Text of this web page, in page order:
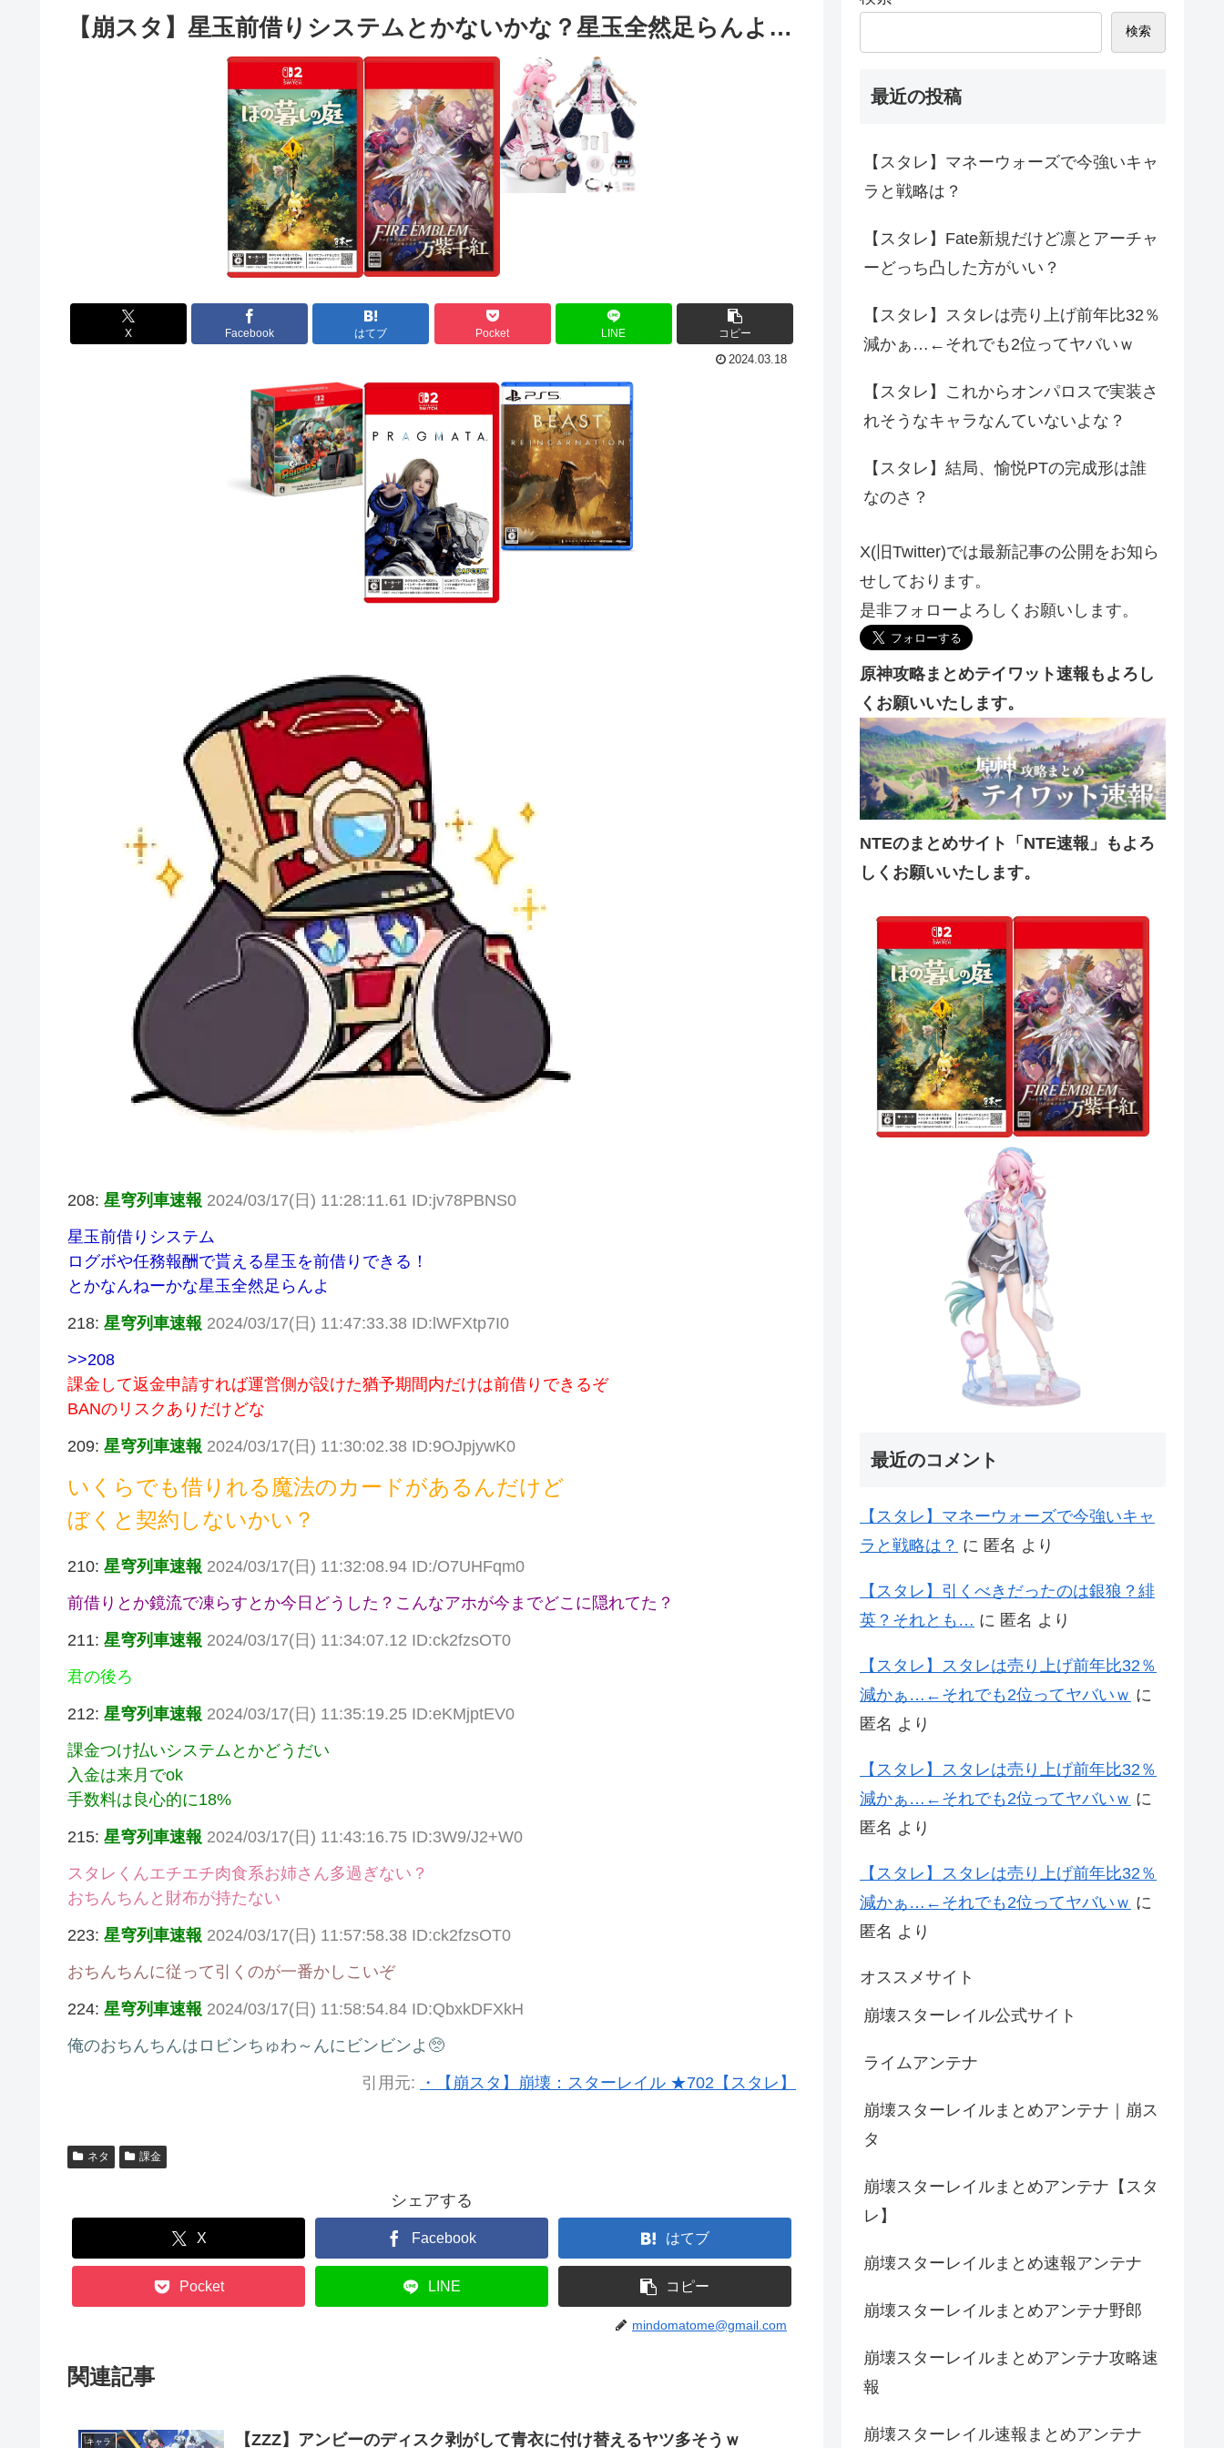
【崩スタ】星玉前借りシステムとかないかな？星玉全然足らんよ…
X Facebook はてブ Pocket LINE コピー
2024.03.18
208: 星穹列車速報 2024/03/17(日) 11:28:11.61 ID:jv78PBNS0
星玉前借りシステム
ログボや任務報酬で貰える星玉を前借りできる！
とかなんねーかな星玉全然足らんよ
218: 星穹列車速報 2024/03/17(日) 11:47:33.38 ID:lWFXtp7I0
>>208
課金して返金申請すれば運営側が設けた猶予期間内だけは前借りできるぞ
BANのリスクありだけどな
209: 星穹列車速報 2024/03/17(日) 11:30:02.38 ID:9OJpjywK0
いくらでも借りれる魔法のカードがあるんだけど
ぼくと契約しないかい？
210: 星穹列車速報 2024/03/17(日) 11:32:08.94 ID:/O7UHFqm0
前借りとか鏡流で凍らすとか今日どうした？こんなアホが今までどこに隠れてた？
211: 星穹列車速報 2024/03/17(日) 11:34:07.12 ID:ck2fzsOT0
君の後ろ
212: 星穹列車速報 2024/03/17(日) 11:35:19.25 ID:eKMjptEV0
課金つけ払いシステムとかどうだい
入金は来月でok
手数料は良心的に18%
215: 星穹列車速報 2024/03/17(日) 11:43:16.75 ID:3W9/J2+W0
スタレくんエチエチ肉食系お姉さん多過ぎない？
おちんちんと財布が持たない
223: 星穹列車速報 2024/03/17(日) 11:57:58.38 ID:ck2fzsOT0
おちんちんに従って引くのが一番かしこいぞ
224: 星穹列車速報 2024/03/17(日) 11:58:54.84 ID:QbxkDFXkH
俺のおちんちんはロビンちゅわ～んにビンビンよ🥺
引用元: ・【崩スタ】崩壊：スターレイル ★702【スタレ】
ネタ 課金
シェアする
X Facebook はてブ
Pocket LINE コピー
mindomatome@gmail.com
関連記事
キャラ 【ZZZ】アンビーのディスク剥がして青衣に付け替えるヤツ多そうｗ
検索
最近の投稿
【スタレ】マネーウォーズで今強いキャ
ラと戦略は？
【スタレ】Fate新規だけど凛とアーチャ
ーどっち凸した方がいい？
【スタレ】スタレは売り上げ前年比32％
減かぁ…←それでも2位ってヤバいｗ
【スタレ】これからオンパロスで実装さ
れそうなキャラなんていないよな？
【スタレ】結局、愉悦PTの完成形は誰
なのさ？
X(旧Twitter)では最新記事の公開をお知ら
せしております。
是非フォローよろしくお願いします。
原神攻略まとめテイワット速報もよろし
くお願いいたします。
NTEのまとめサイト「NTE速報」もよろ
しくお願いいたします。
最近のコメント
【スタレ】マネーウォーズで今強いキャ
ラと戦略は？ に 匿名 より
【スタレ】引くべきだったのは銀狼？緋
英？それとも… に 匿名 より
【スタレ】スタレは売り上げ前年比32％
減かぁ…←それでも2位ってヤバいｗ に
匿名 より
【スタレ】スタレは売り上げ前年比32％
減かぁ…←それでも2位ってヤバいｗ に
匿名 より
【スタレ】スタレは売り上げ前年比32％
減かぁ…←それでも2位ってヤバいｗ に
匿名 より
オススメサイト
崩壊スターレイル公式サイト
ライムアンテナ
崩壊スターレイルまとめアンテナ｜崩ス
タ
崩壊スターレイルまとめアンテナ【スタ
レ】
崩壊スターレイルまとめ速報アンテナ
崩壊スターレイルまとめアンテナ野郎
崩壊スターレイルまとめアンテナ攻略速
報
崩壊スターレイル速報まとめアンテナ